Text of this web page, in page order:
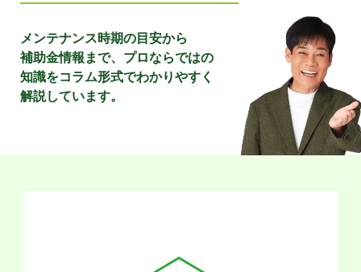
メンテナンス時期の目安から
補助金情報まで、 プロならではの
知識をコラム形式でわかりやすく
解説しています。